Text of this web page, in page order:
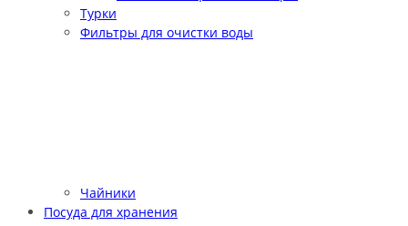
Турки
Фильтры для очистки воды
Чайники
Посуда для хранения